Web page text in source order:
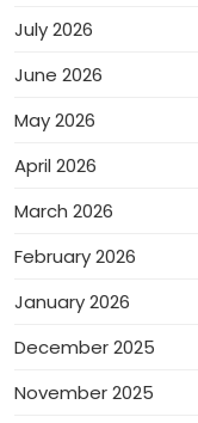
July 2026
June 2026
May 2026
April 2026
March 2026
February 2026
January 2026
December 2025
November 2025